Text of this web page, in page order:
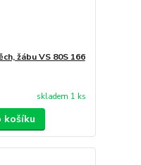
žábu VS 80S 166
skladem 1 ks
košíku